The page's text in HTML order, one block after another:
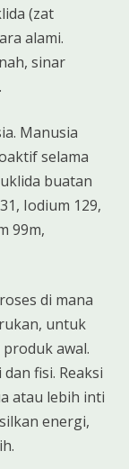
(zat
alami.
sinar
Manusia
selama
buatan
Iodium 129,
99m,
di mana
untuk
awal.
fisi. Reaksi
atau lebih inti
energi,